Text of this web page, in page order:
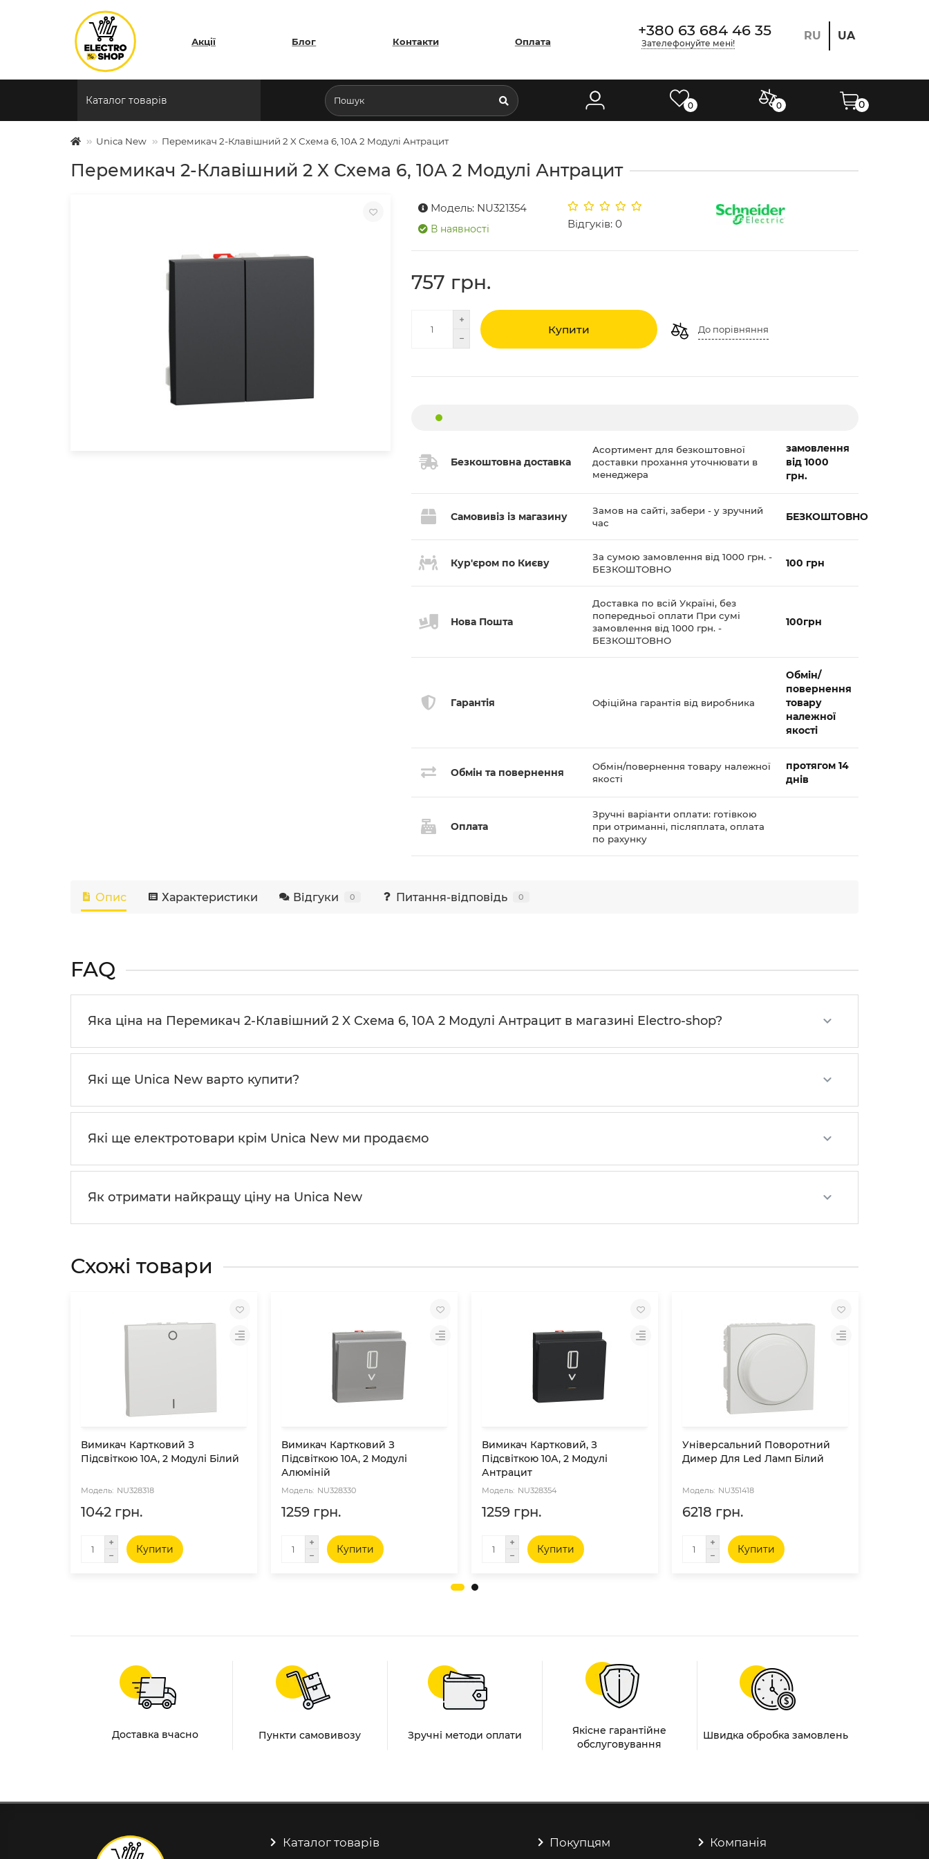
Акції Блог Контакти Оплата
+380 63 684 46 35
Зателефонуйте мені!
RU UA
Каталог товарів 0 0 0
Unica New Перемикач 2-Клавішний 2 X Схема 6, 10А 2 Модулі Антрацит
Перемикач 2-Клавішний 2 X Схема 6, 10А 2 Модулі Антрацит
Модель: NU321354
В наявності Відгуків: 0
757 грн.
Купити До порівняння
Безкоштовна доставка
Асортимент для безкоштовної
доставки прохання уточнювати в
менеджера
замовлення
від 1000
грн.
Самовивіз із магазину
Замов на сайті, забери - у зручний
час
БЕЗКОШТОВНО
Кур'єром по Києву
За сумою замовлення від 1000 грн. -
БЕЗКОШТОВНО
100 грн
Нова Пошта
Доставка по всій Україні, без
попередньої оплати При сумі
замовлення від 1000 грн. -
БЕЗКОШТОВНО
100грн
Гарантія Офіційна гарантія від виробника
Обмін/
повернення
товару
належної
якості
Обмін та повернення
Обмін/повернення товару належної
якості
протягом 14
днів
Оплата
Зручні варіанти оплати: готівкою
при отриманні, післяплата, оплата
по рахунку
Опис Характеристики Відгуки 0 Питання-відповідь 0
FAQ
Яка ціна на Перемикач 2-Клавішний 2 X Схема 6, 10А 2 Модулі Антрацит в магазині Electro-shop?
Які ще Unica New варто купити?
Які ще електротовари крім Unica New ми продаємо
Як отримати найкращу ціну на Unica New
Схожі товари
Вимикач Картковий З
Підсвіткою 10А, 2 Модулі Білий
NU328318
1042 грн.
Купити
Вимикач Картковий З
Підсвіткою 10А, 2 Модулі
Алюміній
NU328330
1259 грн.
Купити
Вимикач Картковий, З
Підсвіткою 10А, 2 Модулі
Антрацит
NU328354
1259 грн.
Купити
Універсальний Поворотний
Димер Для Led Ламп Білий
NU351418
6218 грн.
Купити
Доставка вчасно Пункти самовивозу Зручні методи оплати
Якісне гарантійне
обслуговування
Швидка обробка замовлень
Каталог товарів Покупцям Компанія